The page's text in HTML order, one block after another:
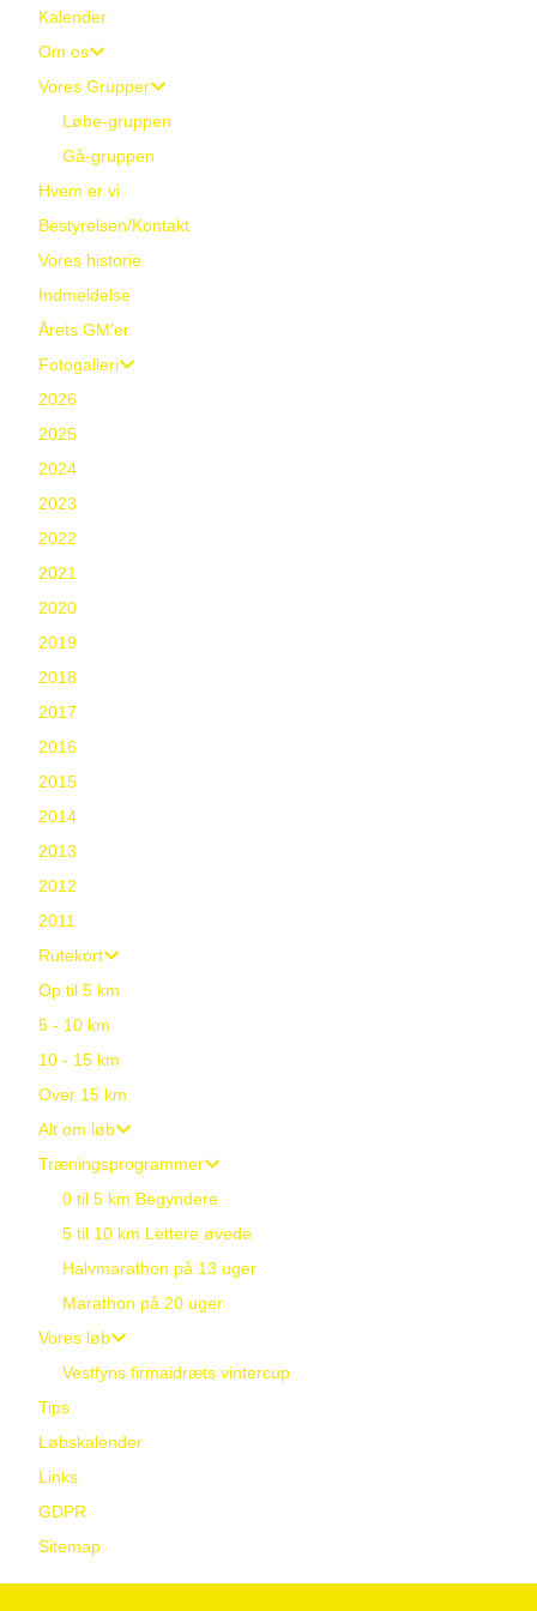
Kalender
Om os
Vores Grupper
Løbe-gruppen
Gå-gruppen
Hvem er vi
Bestyrelsen/Kontakt
Vores historie
Indmeldelse
Årets GM'er
Fotogalleri
2026
2025
2024
2023
2022
2021
2020
2019
2018
2017
2016
2015
2014
2013
2012
2011
Rutekort
Op til 5 km
5 - 10 km
10 - 15 km
Over 15 km
Alt om løb
Træningsprogrammer
0 til 5 km Begyndere
5 til 10 km Lettere øvede
Halvmarathon på 13 uger
Marathon på 20 uger
Vores løb
Vestfyns firmaidræts vintercup
Tips
Løbskalender
Links
GDPR
Sitemap